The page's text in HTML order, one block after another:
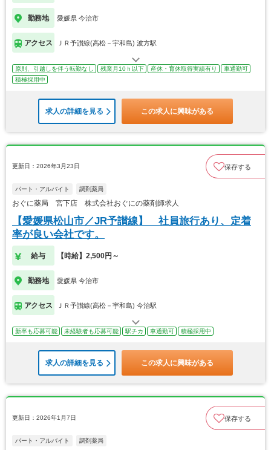
勤務地 愛媛県 今治市
アクセス ＪＲ予讃線(高松－宇和島) 波方駅
原則、引越しを伴う転勤なし 残業月10ｈ以下 産休・育休取得実績有り
車通勤可
積極採用中
求人の詳細を見る この求人に興味がある
更新日：2026年3月23日 保存する
パート・アルバイト 調剤薬局
おぐに薬局 宮下店 株式会社おぐにの薬剤師求人
【愛媛県松山市／JR予讃線】 社員旅行あり、定着
率が良い会社です。
給与 【時給】2,500円～
勤務地 愛媛県 今治市
アクセス ＪＲ予讃線(高松－宇和島) 今治駅
新卒も応募可能 未経験者も応募可能 駅チカ 車通勤可 積極採用中
求人の詳細を見る この求人に興味がある
更新日：2026年1月7日 保存する
パート・アルバイト 調剤薬局